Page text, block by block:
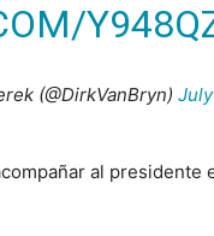
(@DirkVanBryn)
al presidente